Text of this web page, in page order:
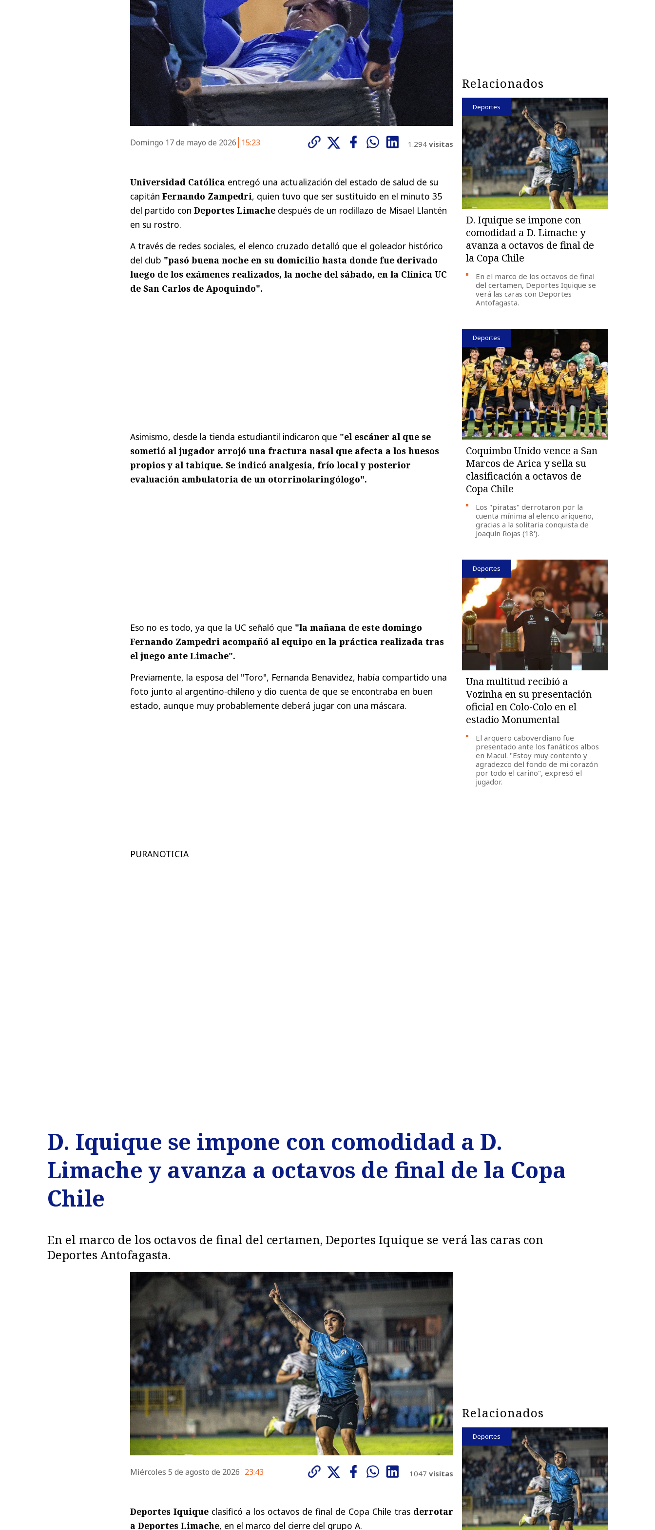
Domingo 17 de mayo de 2026 15:23 1.294 visitas
Universidad Católica entregó una actualización del estado de salud de su
capitán Fernando Zampedri, quien tuvo que ser sustituido en el minuto 35
del partido con Deportes Limache después de un rodillazo de Misael Llantén
en su rostro.
A través de redes sociales, el elenco cruzado detalló que el goleador histórico
del club "pasó buena noche en su domicilio hasta donde fue derivado
luego de los exámenes realizados, la noche del sábado, en la Clínica UC
de San Carlos de Apoquindo".
Asimismo, desde la tienda estudiantil indicaron que "el escáner al que se
sometió al jugador arrojó una fractura nasal que afecta a los huesos
propios y al tabique. Se indicó analgesia, frío local y posterior
evaluación ambulatoria de un otorrinolaringólogo".
Eso no es todo, ya que la UC señaló que "la mañana de este domingo
Fernando Zampedri acompañó al equipo en la práctica realizada tras
el juego ante Limache".
Previamente, la esposa del "Toro", Fernanda Benavidez, había compartido una
foto junto al argentino-chileno y dio cuenta de que se encontraba en buen
estado, aunque muy probablemente deberá jugar con una máscara.
PURANOTICIA
Relacionados
Deportes
D. Iquique se impone con
comodidad a D. Limache y
avanza a octavos de final de
la Copa Chile
En el marco de los octavos de final
del certamen, Deportes Iquique se
verá las caras con Deportes
Antofagasta.
Deportes
Coquimbo Unido vence a San
Marcos de Arica y sella su
clasificación a octavos de
Copa Chile
Los "piratas" derrotaron por la
cuenta mínima al elenco ariqueño,
gracias a la solitaria conquista de
Joaquín Rojas (18').
Deportes
Una multitud recibió a
Vozinha en su presentación
oficial en Colo-Colo en el
estadio Monumental
El arquero caboverdiano fue
presentado ante los fanáticos albos
en Macul. "Estoy muy contento y
agradezco del fondo de mi corazón
por todo el cariño", expresó el
jugador.
D. Iquique se impone con comodidad a D.
Limache y avanza a octavos de final de la Copa
Chile
En el marco de los octavos de final del certamen, Deportes Iquique se verá las caras con
Deportes Antofagasta.
Miércoles 5 de agosto de 2026 23:43 1047 visitas
Deportes Iquique clasificó a los octavos de final de Copa Chile tras derrotar
a Deportes Limache, en el marco del cierre del grupo A.
Relacionados
Deportes